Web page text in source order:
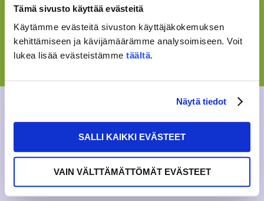
Tämä sivusto käyttää evästeitä
Käytämme evästeitä sivuston käyttäjäkokemuksen
kehittämiseen ja kävijämäärämme analysoimiseen. Voit
lukea lisää evästeistämme täältä.
Näytä tiedot
SALLI KAIKKI EVÄSTEET
VAIN VÄLTTÄMÄTTÖMÄT EVÄSTEET
2024
Opiskelijakunta JAMKOssa tehtiin historiaa, kun yllättäen
kaksi JAMKOn edustajaa valittiin Suomen
ammattikorkeakouluopiskelijakuntien liitto – SAMOKiin
SAMOKin hallituksen puheenjohtajaks...
AJANKOHTAISTA YLEINEN
31.10.2023